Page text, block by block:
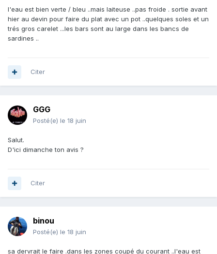
l'eau est bien verte / bleu ..mais laiteuse ..pas froide . sortie avant
hier au devin pour faire du plat avec un pot ..quelques soles et un
trés gros carelet ...les bars sont au large dans les bancs de
sardines ..
Citer
GGG
Posté(e) le 18 juin
Salut.
D'ici dimanche ton avis ?
Citer
binou
Posté(e) le 18 juin
sa dervrait le faire .dans les zones coupé du courant ..l'eau est